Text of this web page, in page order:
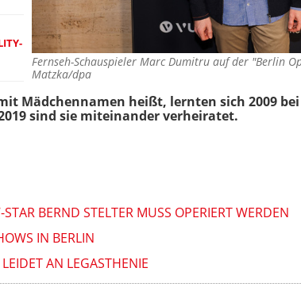
Fernseh-Schauspieler Marc Dumitru auf der "Berlin
Matzka/dpa
Mädchennamen heißt, lernten sich 2009
sind sie miteinander verheiratet.
BERND STELTER MUSS OPERIERT WERDEN
IN BERLIN
AN LEGASTHENIE